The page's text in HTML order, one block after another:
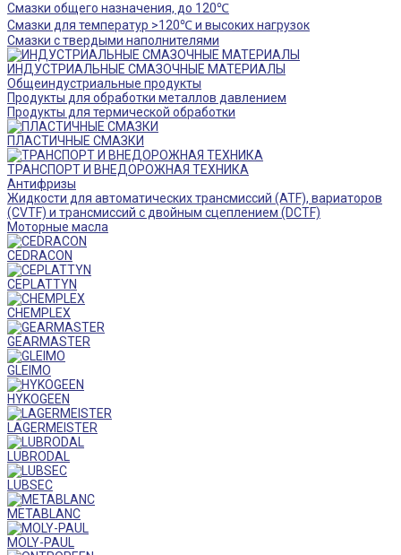
Смазки общего назначения, до 120℃
Смазки для температур >120℃ и высоких нагрузок
Смазки с твердыми наполнителями
ИНДУСТРИАЛЬНЫЕ СМАЗОЧНЫЕ МАТЕРИАЛЫ
Общеиндустриальные продукты
Продукты для обработки металлов давлением
Продукты для термической обработки
ПЛАСТИЧНЫЕ СМАЗКИ
ТРАНСПОРТ И ВНЕДОРОЖНАЯ ТЕХНИКА
Антифризы
Жидкости для автоматических трансмиссий (ATF), вариаторов
(CVTF) и трансмиссий с двойным сцеплением (DCTF)
Моторные масла
CEDRACON
CEPLATTYN
CHEMPLEX
GEARMASTER
GLEIMO
HYKOGEEN
LAGERMEISTER
LUBRODAL
LUBSEC
METABLANC
MOLY-PAUL